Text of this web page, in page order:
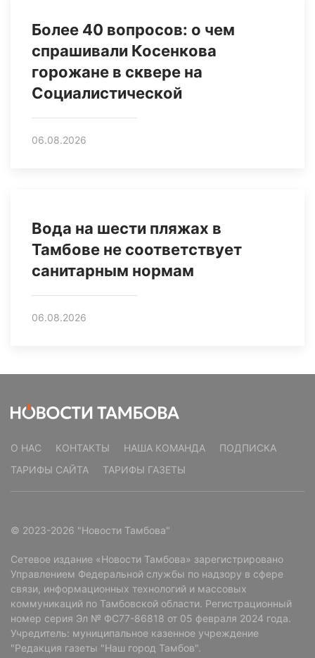
Более 40 вопросов: о чем
спрашивали Косенкова
горожане в сквере на
Социалистической
06.08.2026
Вода на шести пляжах в
Тамбове не соответствует
санитарным нормам
06.08.2026
О НАС КОНТАКТЫ НАША КОМАНДА
ПОДПИСКА
ТАРИФЫ САЙТА
ТАРИФЫ ГАЗЕТЫ
© 2023-2026 "Новости Тамбова"
Сетевое издание «Новости Тамбова» зарегистрировано
Управлением Федеральной службы по надзору в сфере
связи, информационных технологий и массовых
коммуникаций по Тамбовской области. Регистрационный
номер серия Эл № ФС77-86818 от 05 февраля 2024 года.
Учредитель: муниципальное казенное учреждение
"Редакция газеты "Наш город Тамбов".